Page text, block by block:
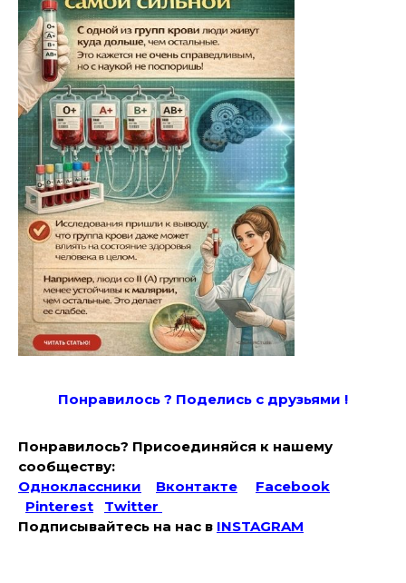
Понравилось ? Поделись с друзьями !
Понравилось? Присоединяйся к нашему
сообществу:
Одноклассники
Вконтакте
Facebook
Pinterest
Twitter
Подписывайтесь на наc в INSTAGRAM